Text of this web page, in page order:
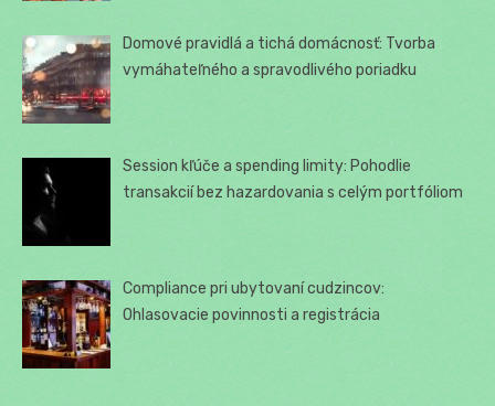
Domové pravidlá a tichá domácnosť: Tvorba
vymáhateľného a spravodlivého poriadku
Session kľúče a spending limity: Pohodlie
transakcií bez hazardovania s celým portfóliom
Compliance pri ubytovaní cudzincov:
Ohlasovacie povinnosti a registrácia